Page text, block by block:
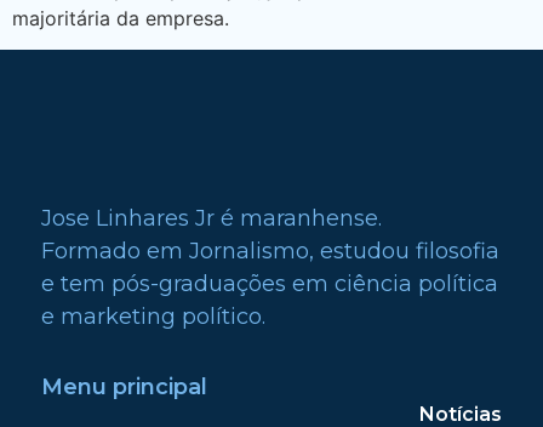
majoritária da empresa.
Jose Linhares Jr é maranhense.
Formado em Jornalismo, estudou filosofia
e tem pós-graduações em ciência política
e marketing político.
Menu principal
Notícias